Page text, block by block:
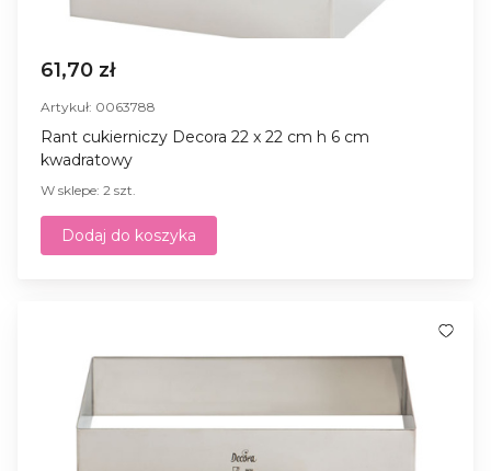
61,70 zł
Artykuł: 0063788
Rant cukierniczy Decora 22 x 22 cm h 6 cm
kwadratowy
W sklepe: 2 szt.
Dodaj do koszyka